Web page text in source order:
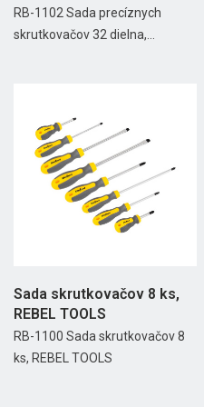
REBEL...
RB-1102 Sada precíznych
skrutkovačov 32 dielna,...
Sada skrutkovačov 8 ks,
REBEL TOOLS
RB-1100 Sada skrutkovačov 8
ks, REBEL TOOLS